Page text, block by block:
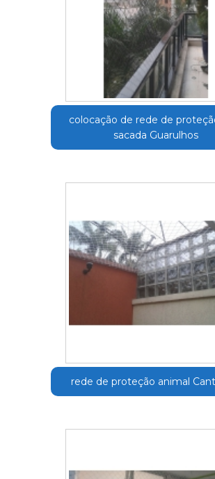
colocação de rede de
sacada Guarulhos
rede de proteção animal